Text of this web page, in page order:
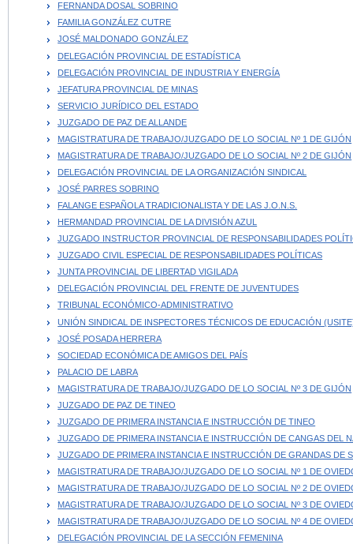
FERNANDA DOSAL SOBRINO
FAMILIA GONZÁLEZ CUTRE
JOSÉ MALDONADO GONZÁLEZ
DELEGACIÓN PROVINCIAL DE ESTADÍSTICA
DELEGACIÓN PROVINCIAL DE INDUSTRIA Y ENERGÍA
JEFATURA PROVINCIAL DE MINAS
SERVICIO JURÍDICO DEL ESTADO
JUZGADO DE PAZ DE ALLANDE
MAGISTRATURA DE TRABAJO/JUZGADO DE LO SOCIAL Nº 1 DE GIJÓN
MAGISTRATURA DE TRABAJO/JUZGADO DE LO SOCIAL Nº 2 DE GIJÓN
DELEGACIÓN PROVINCIAL DE LA ORGANIZACIÓN SINDICAL
JOSÉ PARRES SOBRINO
FALANGE ESPAÑOLA TRADICIONALISTA Y DE LAS J.O.N.S.
HERMANDAD PROVINCIAL DE LA DIVISIÓN AZUL
JUZGADO INSTRUCTOR PROVINCIAL DE RESPONSABILIDADES
JUZGADO CIVIL ESPECIAL DE RESPONSABILIDADES POLÍTICAS
JUNTA PROVINCIAL DE LIBERTAD VIGILADA
DELEGACIÓN PROVINCIAL DEL FRENTE DE JUVENTUDES
TRIBUNAL ECONÓMICO-ADMINISTRATIVO
UNIÓN SINDICAL DE INSPECTORES TÉCNICOS DE EDUCACIÓN
JOSÉ POSADA HERRERA
SOCIEDAD ECONÓMICA DE AMIGOS DEL PAÍS
PALACIO DE LABRA
MAGISTRATURA DE TRABAJO/JUZGADO DE LO SOCIAL Nº 3 DE GIJÓN
JUZGADO DE PAZ DE TINEO
JUZGADO DE PRIMERA INSTANCIA E INSTRUCCIÓN DE TINEO
JUZGADO DE PRIMERA INSTANCIA E INSTRUCCIÓN DE CANGAS DEL
JUZGADO DE PRIMERA INSTANCIA E INSTRUCCIÓN DE GRANDAS DE
MAGISTRATURA DE TRABAJO/JUZGADO DE LO SOCIAL Nº 1 DE
MAGISTRATURA DE TRABAJO/JUZGADO DE LO SOCIAL Nº 2 DE
MAGISTRATURA DE TRABAJO/JUZGADO DE LO SOCIAL Nº 3 DE
MAGISTRATURA DE TRABAJO/JUZGADO DE LO SOCIAL Nº 4 DE
DELEGACIÓN PROVINCIAL DE LA SECCIÓN FEMENINA